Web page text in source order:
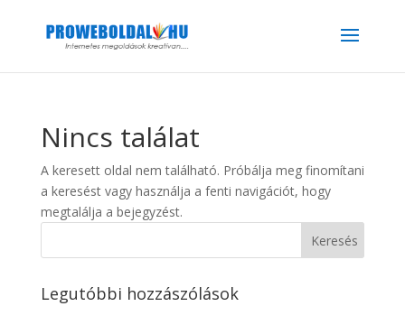
Nincs találat
A keresett oldal nem található. Próbálja meg finomítani
a keresést vagy használja a fenti navigációt, hogy
megtalálja a bejegyzést.
Legutóbbi hozzászólások